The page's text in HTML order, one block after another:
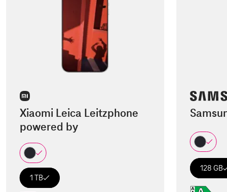
Xiaomi Leica Leitzphone
powered by
1 TB
128 GB